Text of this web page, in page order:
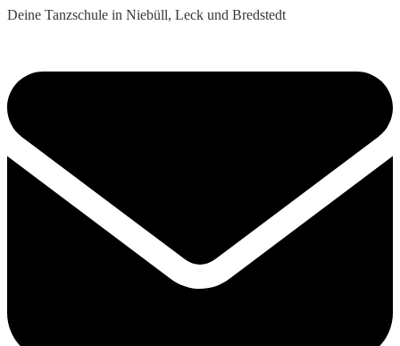
Deine Tanzschule in Niebüll, Leck und Bredstedt